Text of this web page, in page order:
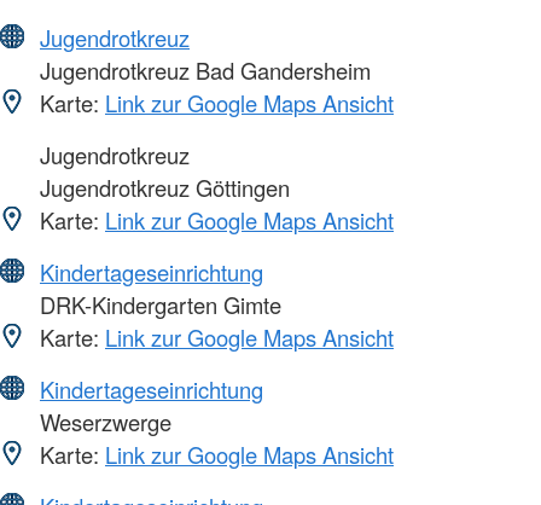
Jugendrotkreuz
Jugendrotkreuz Bad Gandersheim
Karte: Link zur Google Maps Ansicht
Jugendrotkreuz
Jugendrotkreuz Göttingen
Karte: Link zur Google Maps Ansicht
Kindertageseinrichtung
DRK-Kindergarten Gimte
Karte: Link zur Google Maps Ansicht
Kindertageseinrichtung
Weserzwerge
Karte: Link zur Google Maps Ansicht